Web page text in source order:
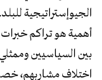
الجيوإستراتيجية
أهمية هو تراكم خبرات
بين السياسيين
اختلاف مشاربهم،